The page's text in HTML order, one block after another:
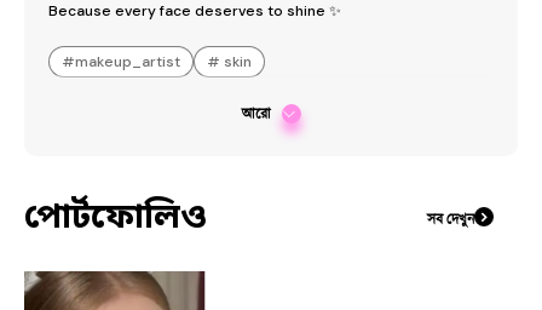
Because every face deserves to shine ✨
#makeup_artist # skin
আরো
পোর্টফোলিও সব দেখুন